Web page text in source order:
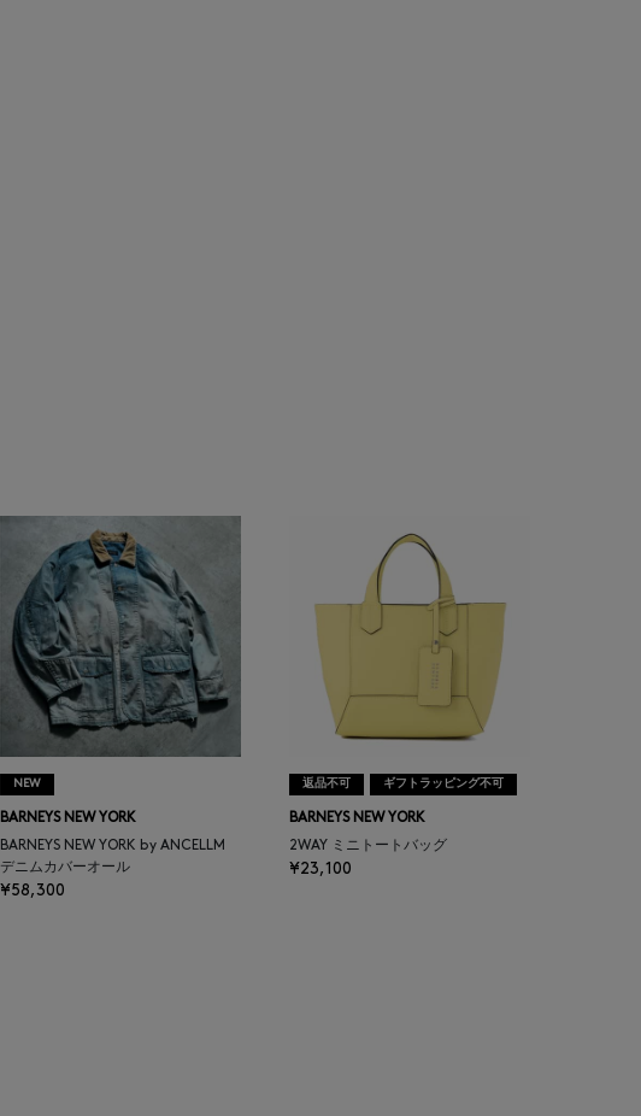
NEW
BARNEYS NEW YORK
BARNEYS NEW YORK by ANCELLM
デニムカバーオール
¥58,300
返品不可 ギフトラッピング不可
BARNEYS NEW YORK
2WAY ミニトートバッグ
¥23,100